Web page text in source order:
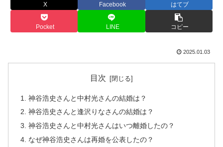
X Facebook はてブ
Pocket LINE コピー
2025.01.03
目次
神谷浩史さんと中村光さんの結婚は？
神谷浩史さんと逢沢りなさんの結婚は？
神谷浩史さんと中村光さんはいつ離婚したの？
なぜ神谷浩史さんは再婚を公表したの？